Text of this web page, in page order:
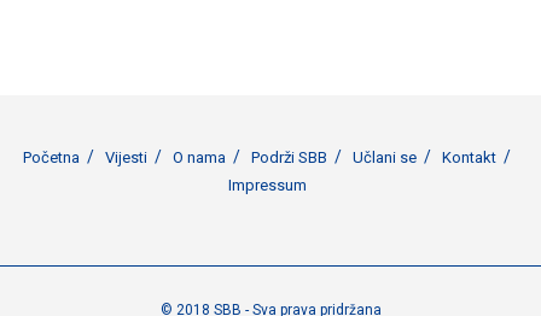
Početna Vijesti O nama Podrži SBB Učlani se
Kontakt
Impressum
© 2018 SBB - Sva prava pridržana